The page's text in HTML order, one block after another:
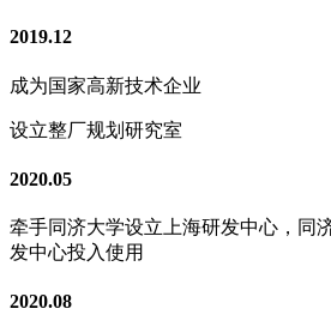
2019.12
成为国家高新技术企业
设立整厂规划研究室
2020.05
牵手同济大学设立上海研发中心，同
发中心投入使用
2020.08